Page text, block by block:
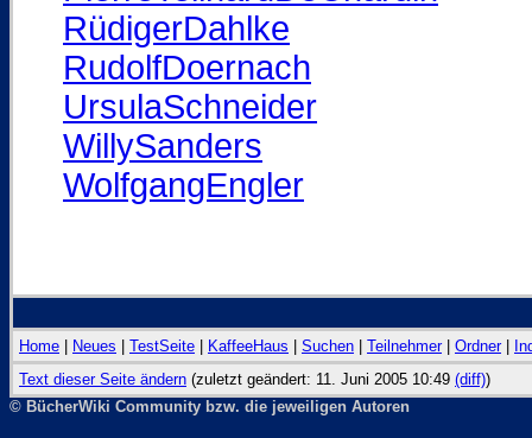
RüdigerDahlke
RudolfDoernach
UrsulaSchneider
WillySanders
WolfgangEngler
Home Neues TestSeite KaffeeHaus Suchen Teilnehmer| Ordner|
Text dieser Seite ändern (zuletzt geändert: 11. Juni 2005 10:49 (diff))
© BücherWiki Community bzw. die jeweiligen Autoren